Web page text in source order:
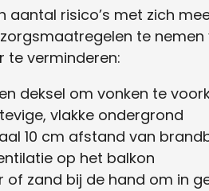
aantal risico’s met zich
te
te verminderen:
deksel om vonken te
vlakke ondergrond
10 cm afstand van
op het balkon
of zand bij de hand om in